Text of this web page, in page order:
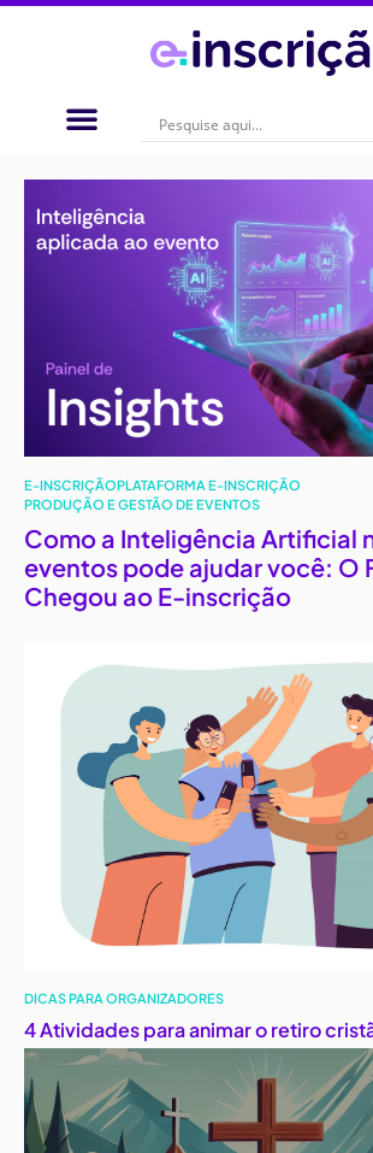
E-INSCRIÇÃOPLATAFORMA E-INSCRIÇÃO
PRODUÇÃO E GESTÃO DE EVENTOS
Como a Inteligência Artificial
eventos pode ajudar você: O
Chegou ao E-inscrição
DICAS PARA ORGANIZADORES
4 Atividades para animar o retiro